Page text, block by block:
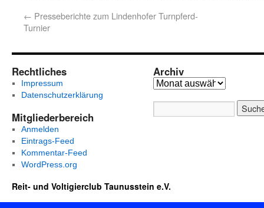
← Presseberichte zum Lindenhofer Turnpferd-
Turnier
Rechtliches
Impressum
Datenschutzerklärung
Mitgliederbereich
Anmelden
Eintrags-Feed
Kommentar-Feed
WordPress.org
Archiv
Reit- und Voltigierclub Taunusstein e.V.